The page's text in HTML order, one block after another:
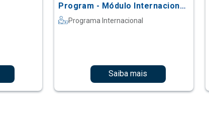
Program - Módulo Internacional
na Johns Hopkins
Programa Internacional
Saiba mais